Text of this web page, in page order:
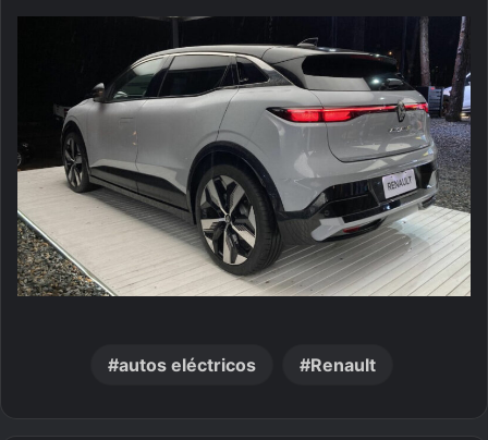
autos eléctricos Renault